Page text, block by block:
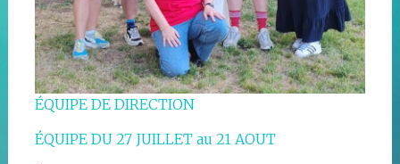
ÉQUIPE DE DIRECTION
ÉQUIPE DU 27 JUILLET au 21 AOUT